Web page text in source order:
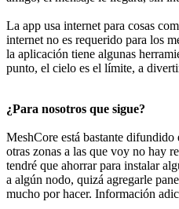
La app usa internet para cosas
internet no es requerido para los
la aplicación tiene algunas
punto, el cielo es el límite, a
¿Para nosotros que sigue?
MeshCore está bastante difundido
otras zonas a las que voy no hay
tendré que ahorrar para instalar
a algún nodo, quizá agregarle
mucho por hacer. Información